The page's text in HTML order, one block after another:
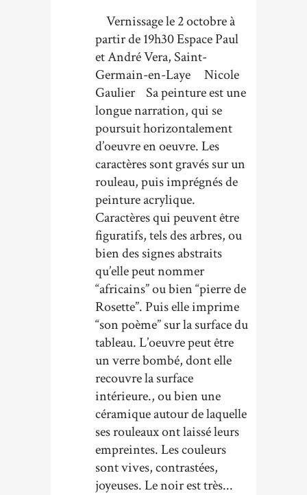
Vernissage le 2 octobre à
partir de 19h30 Espace Paul
et André Vera, Saint-
Germain-en-Laye Nicole
Gaulier Sa peinture est une
longue narration, qui se
poursuit horizontalement
d’oeuvre en oeuvre. Les
caractères sont gravés sur un
rouleau, puis imprégnés de
peinture acrylique.
Caractères qui peuvent être
figuratifs, tels des arbres, ou
bien des signes abstraits
qu’elle peut nommer
“africains” ou bien “pierre de
Rosette”. Puis elle imprime
“son poème” sur la surface du
tableau. L’oeuvre peut être
un verre bombé, dont elle
recouvre la surface
intérieure., ou bien une
céramique autour de laquelle
ses rouleaux ont laissé leurs
empreintes. Les couleurs
sont vives, contrastées,
joyeuses. Le noir est très...